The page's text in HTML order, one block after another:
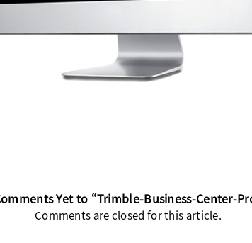
Yet to “Trimble-Business-Center-
Comments are closed for this article.